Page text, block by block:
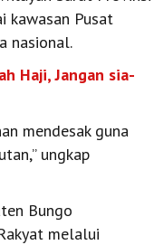
kawasan Pusat
nasional.
Haji, Jangan sia-
mendesak guna
ungkap
Bungo
melalui